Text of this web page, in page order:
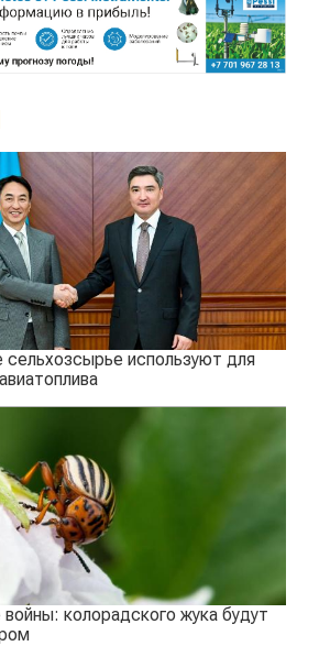
сельхозсырье используют для
колорадского жука будут